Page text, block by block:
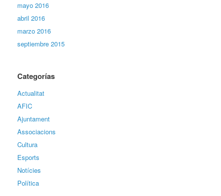
mayo 2016
abril 2016
marzo 2016
septiembre 2015
Categorías
Actualitat
AFIC
Ajuntament
Associacions
Cultura
Esports
Notícies
Política